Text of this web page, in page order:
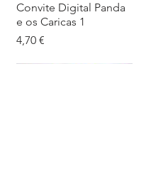
Visualização rápida
Convite Digital Panda
e os Caricas 1
Preço
4,70 €